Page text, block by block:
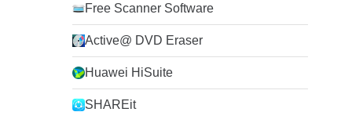
Free Scanner Software
Active@ DVD Eraser
Huawei HiSuite
SHAREit